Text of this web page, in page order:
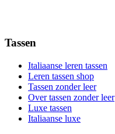
Tassen
Italiaanse leren tassen
Leren tassen shop
Tassen zonder leer
Over tassen zonder leer
Luxe tassen
Italiaanse luxe